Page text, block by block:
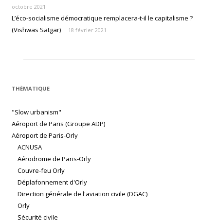
octobre 2021
L’éco-socialisme démocratique remplacera-t-il le capitalisme ?
(Vishwas Satgar)
18 février 2021
THÈMATIQUE
"Slow urbanism"
Aéroport de Paris (Groupe ADP)
Aéroport de Paris-Orly
ACNUSA
Aérodrome de Paris-Orly
Couvre-feu Orly
Déplafonnement d'Orly
Direction générale de l'aviation civile (DGAC)
Orly
Sécurité civile